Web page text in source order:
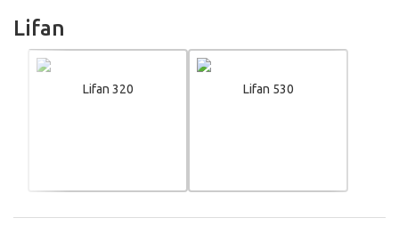
Lifan
Lifan 320 Lifan 530